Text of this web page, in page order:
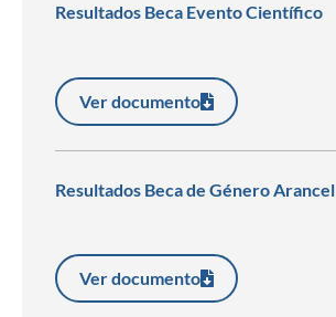
Resultados Beca Evento Científico
Ver documento
Resultados Beca de Género Arancel
Ver documento